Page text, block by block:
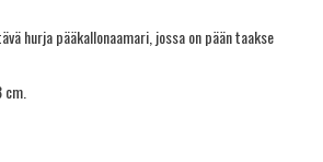
hurja pääkallonaamari, jossa on pään taakse